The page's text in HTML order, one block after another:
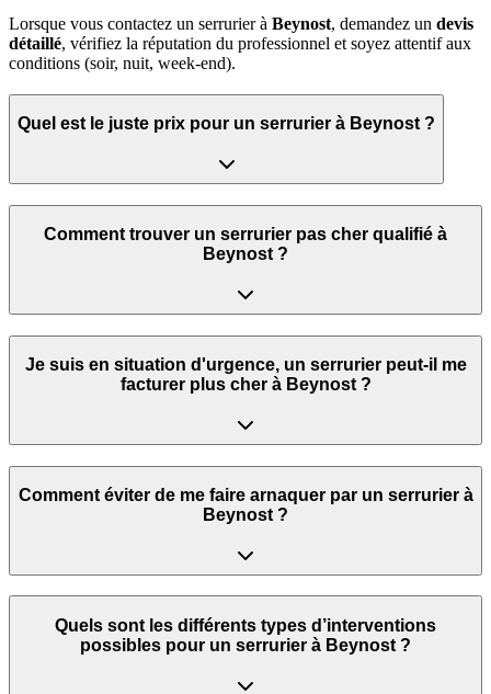
Lorsque vous contactez un serrurier à Beynost, demandez un devis
détaillé, vérifiez la réputation du professionnel et soyez attentif aux
conditions (soir, nuit, week‑end).
Quel est le juste prix pour un serrurier à Beynost ?
Comment trouver un serrurier pas cher qualifié à
Beynost ?
Je suis en situation d'urgence, un serrurier peut‑il me
facturer plus cher à Beynost ?
Comment éviter de me faire arnaquer par un serrurier à
Beynost ?
Quels sont les différents types d’interventions
possibles pour un serrurier à Beynost ?